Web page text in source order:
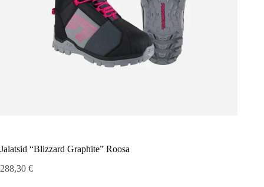
Jalatsid “Blizzard Graphite” Roosa
288,30 €